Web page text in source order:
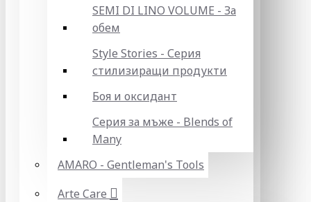
SEMI DI LINO VOLUME - За
обем
Style Stories - Серия
стилизиращи продукти
Боя и оксидант
Серия за мъже - Blends of
Many
AMARO - Gentleman's Tools
Arte Care